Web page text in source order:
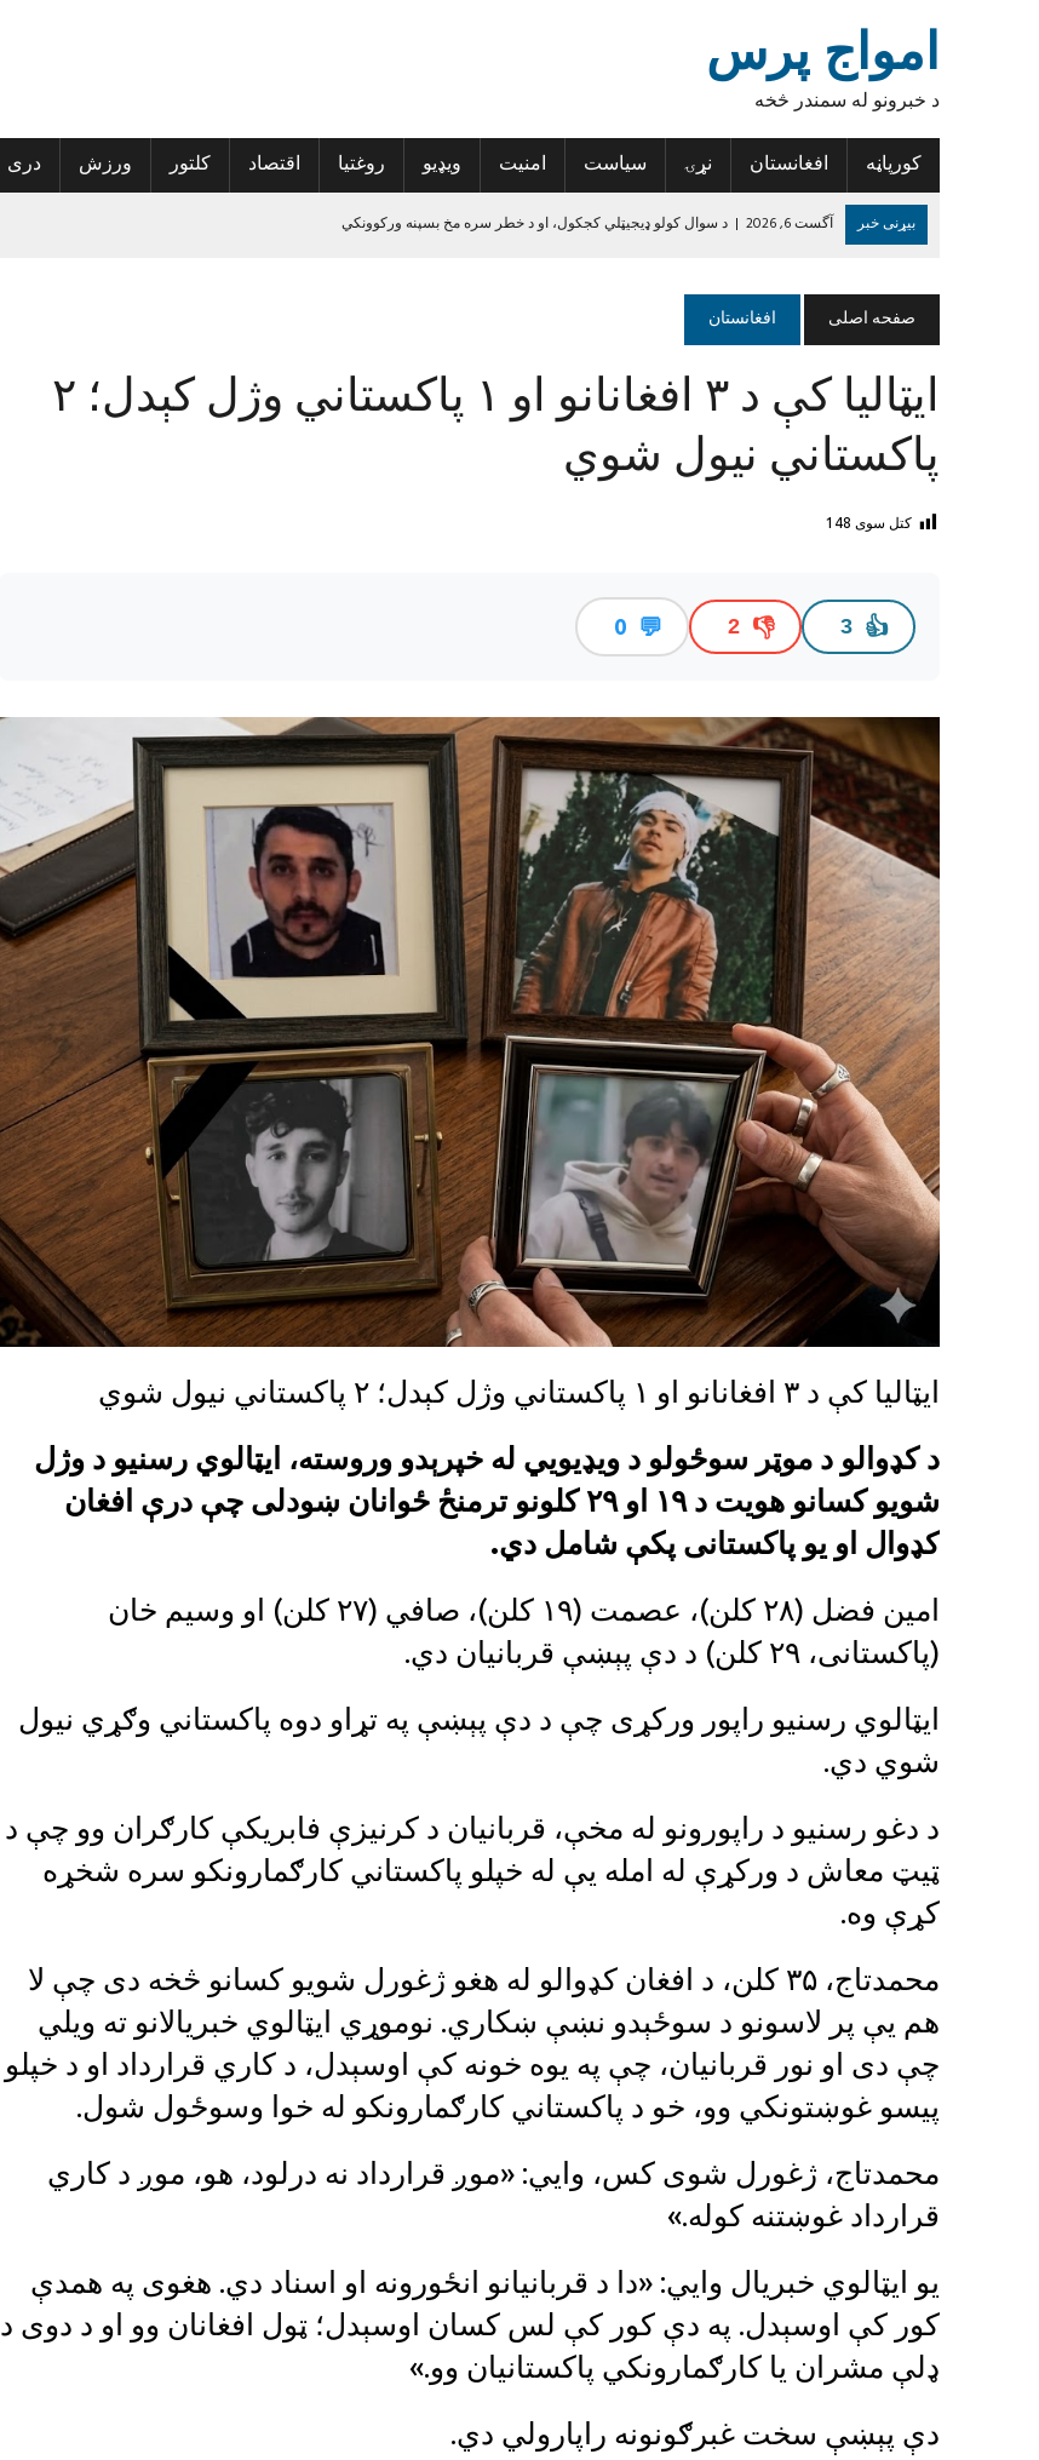
امواج پرس
د خبرونو له سمندر څخه
کورپاڼه
افغانستان نړۍ سیاست امنیت ویډیو روغتیا اقتصاد کلتور ورزش دری
بیړنی خبر آگست 6, 2026 | د سوال کولو ډیجیټلي کجکول، او د خطر سره مخ بسپنه ورکوونکي
د روغتیا نړۍوال سازمان: د پولیو د مخنیوي هڅې دې پراخې شي
آگست 6, 2026
| تازه درجه‌بندي؛ پنځه افغان لوبغاړي د نړۍ د غوره لسو په نوم‌لړ کې راغلي
آگست 5, 2026
|
جون 14, 2024
د داعش واقعیت
صفحه اصلی افغانستان
ایټالیا کې د ۳ افغانانو او ۱ پاکستاني وژل کېدل؛ ۲
پاکستاني نیول شوي
کتل سوی 148
👍
3
👎
2
💬
0
ایټالیا کې د ۳ افغانانو او ۱ پاکستاني وژل کېدل؛ ۲ پاکستاني نیول شوي
د کډوالو د موټر سوځولو د ویډیويي له خپرېدو وروسته، ایټالوي رسنیو د وژل
شویو کسانو هویت د ۱۹ او ۲۹ کلونو ترمنځ ځوانان ښودلی چې درې افغان
کډوال او یو پاکستانی پکې شامل دي.
امین فضل (۲۸ کلن)، عصمت (۱۹ کلن)، صافي (۲۷ کلن) او وسیم خان
(پاکستانی، ۲۹ کلن) د دې پېښې قربانیان دي.
ایټالوي رسنیو راپور ورکړی چې د دې پېښې په تړاو دوه پاکستاني وګړي نیول
شوي دي.
د دغو رسنیو د راپورونو له مخې، قربانیان د کرنیزې فابریکې کارګران وو چې د
ټیټ معاش د ورکړې له امله یې له خپلو پاکستاني کارګمارونکو سره شخړه
کړې وه.
محمدتاج، ۳۵ کلن، د افغان کډوالو له هغو ژغورل شویو کسانو څخه دی چې لا
هم یې پر لاسونو د سوځېدو نښې ښکاري. نوموړي ایټالوي خبریالانو ته ویلي
چې دی او نور قربانیان، چې په یوه خونه کې اوسېدل، د کاري قرارداد او د خپلو
پیسو غوښتونکي وو، خو د پاکستاني کارګمارونکو له خوا وسوځول شول.
محمدتاج، ژغورل شوی کس، وایي: «موږ قرارداد نه درلود، هو، موږ د کاري
قرارداد غوښتنه کوله.»
یو ایټالوي خبریال وایي: «دا د قربانیانو انځورونه او اسناد دي. هغوی په همدې
کور کې اوسېدل. په دې کور کې لس کسان اوسېدل؛ ټول افغانان وو او د دوی د
ډلې مشران یا کارګمارونکي پاکستانیان وو.»
دې پېښې سخت غبرګونونه راپارولي دي.